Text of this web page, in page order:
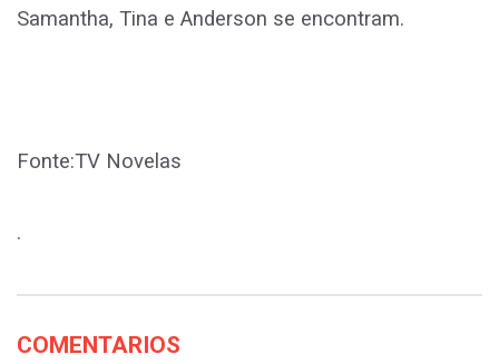
Samantha, Tina e Anderson se encontram.
Fonte:TV Novelas
.
COMENTARIOS